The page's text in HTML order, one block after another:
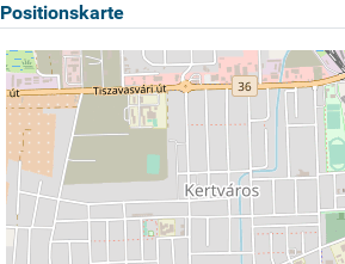
Positionskarte